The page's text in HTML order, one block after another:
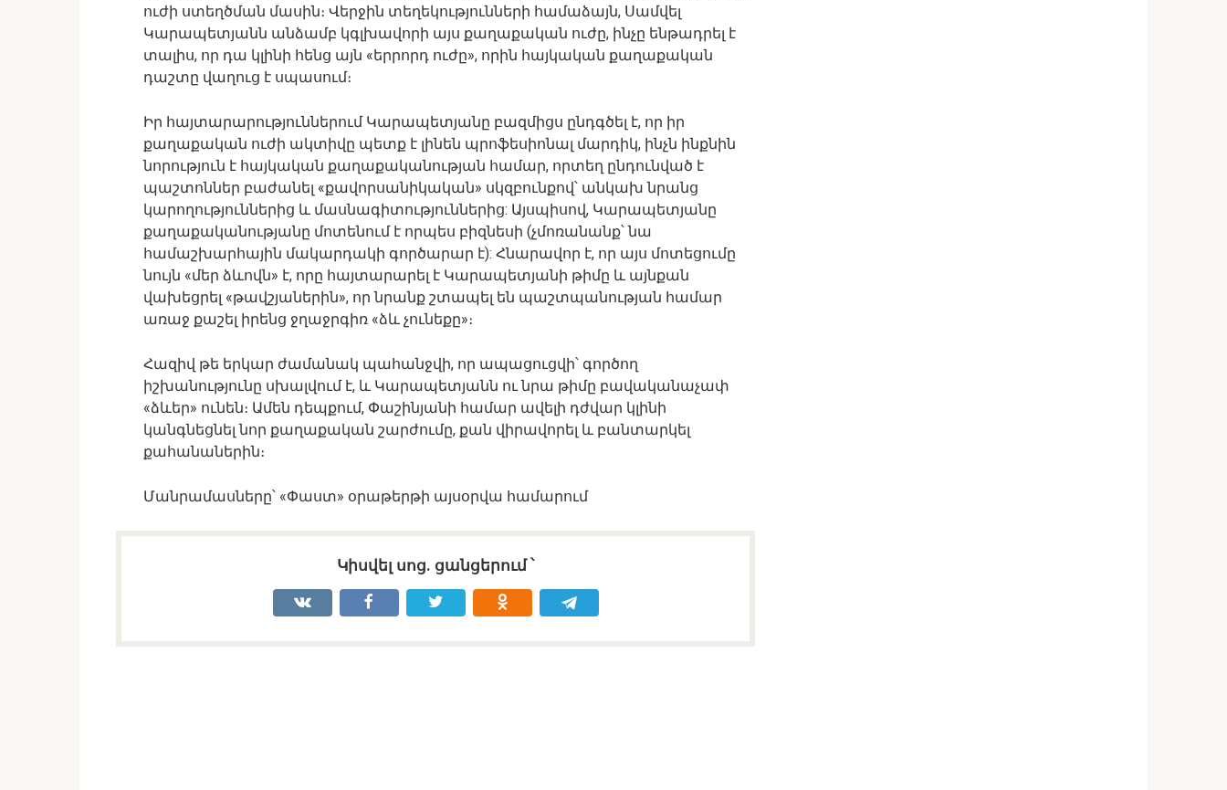
ուժի ստեղծման մասին։ Վերջին տեղեկությունների համաձայն, Սամվել
Կարապետյանն անձամբ կգլխավորի այս քաղաքական ուժը, ինչը ենթադրել է
տալիս, որ դա կլինի հենց այն «երրորդ ուժը», որին հայկական քաղաքական
դաշտը վաղուց է սպասում։
Իր հայտարարություններում Կարապետյանը բազմիցս ընդգծել է, որ իր
քաղաքական ուժի ակտիվը պետք է լինեն պրոֆեսիոնալ մարդիկ, ինչն ինքնին
նորություն է հայկական քաղաքականության համար, որտեղ ընդունված է
պաշտոններ բաժանել «քավորսանիկական» սկզբունքով՝ անկախ նրանց
կարողություններից և մասնագիտություններից: Այսպիսով, Կարապետյանը
քաղաքականությանը մոտենում է որպես բիզնեսի (չմոռանանք՝ նա
համաշխարհային մակարդակի գործարար է): Հնարավոր է, որ այս մոտեցումը
նույն «մեր ձևովն» է, որը հայտարարել է Կարապետյանի թիմը և այնքան
վախեցրել «թավշյաներին», որ նրանք շտապել են պաշտպանության համար
առաջ քաշել իրենց ջղաջրգիռ «ձև չունեքը»։
Հազիվ թե երկար ժամանակ պահանջվի, որ ապացուցվի՝ գործող
իշխանությունը սխալվում է, և Կարապետյանն ու նրա թիմը բավականաչափ
«ձևեր» ունեն։ Ամեն դեպքում, Փաշինյանի համար ավելի դժվար կլինի
կանգնեցնել նոր քաղաքական շարժումը, քան վիրավորել և բանտարկել
քահանաներին։
Մանրամասները՝ «Փաստ» օրաթերթի այսօրվա համարում
Կիսվել սոց․ ցանցերում ՝